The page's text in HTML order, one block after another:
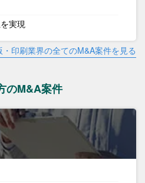
実現
・印刷業界の全てのM&A案件を見る
のM&A案件